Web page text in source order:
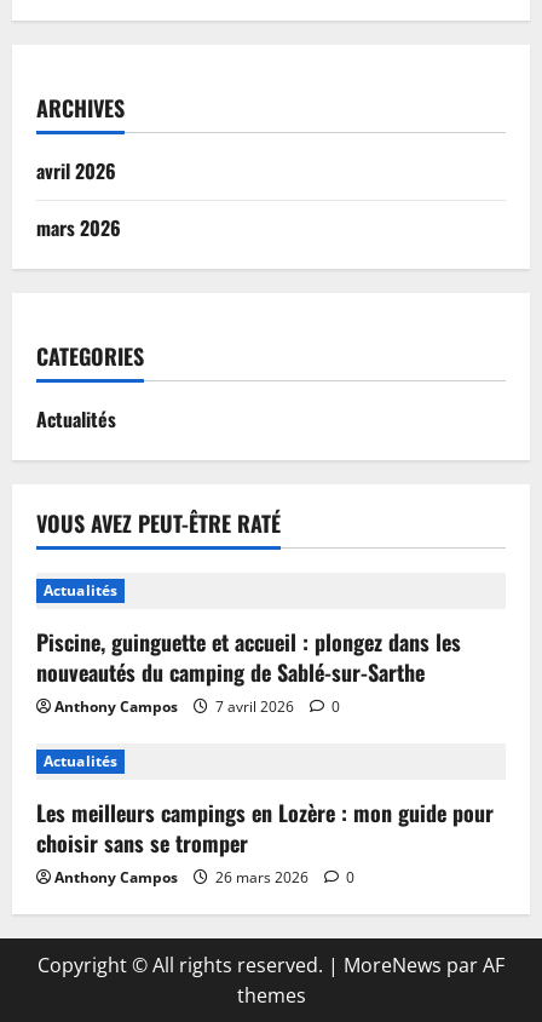
ARCHIVES
avril 2026
mars 2026
CATEGORIES
Actualités
VOUS AVEZ PEUT-ÊTRE RATÉ
Actualités
Piscine, guinguette et accueil : plongez dans les
nouveautés du camping de Sablé-sur-Sarthe
Anthony Campos 7 avril 2026 0
Actualités
Les meilleurs campings en Lozère : mon guide pour
choisir sans se tromper
Anthony Campos 26 mars 2026 0
Copyright © All rights reserved. | MoreNews par AF
themes